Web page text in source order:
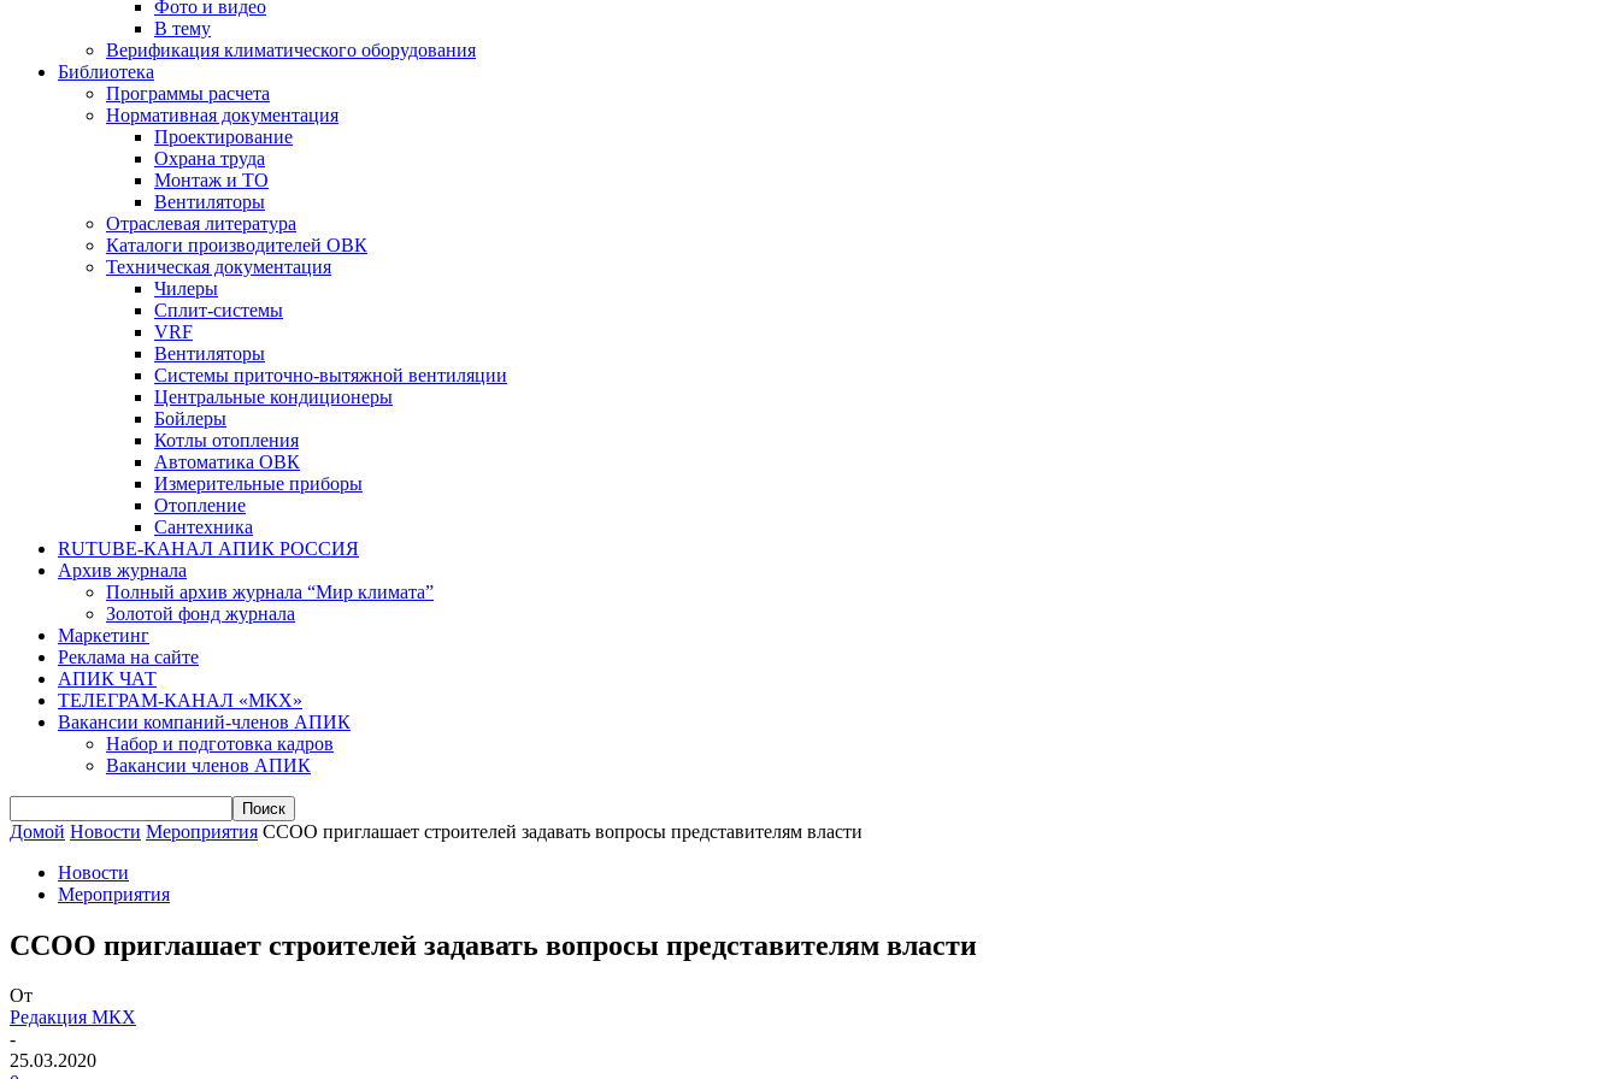
Фото и видео
В тему
Верификация климатического оборудования
Библиотека
Программы расчета
Нормативная документация
Проектирование
Охрана труда
Монтаж и ТО
Вентиляторы
Отраслевая литература
Каталоги производителей ОВК
Техническая документация
Чилеры
Сплит-системы
VRF
Вентиляторы
Системы приточно-вытяжной вентиляции
Центральные кондиционеры
Бойлеры
Котлы отопления
Автоматика ОВК
Измерительные приборы
Отопление
Сантехника
RUTUBE-КАНАЛ АПИК РОССИЯ
Архив журнала
Полный архив журнала “Мир климата”
Золотой фонд журнала
Маркетинг
Реклама на сайте
АПИК ЧАТ
ТЕЛЕГРАМ-КАНАЛ «МКХ»
Вакансии компаний-членов АПИК
Набор и подготовка кадров
Вакансии членов АПИК
Домой Новости Мероприятия ССОО приглашает строителей задавать вопросы представителям власти
Новости
Мероприятия
ССОО приглашает строителей задавать вопросы представителям власти
От
Редакция МКХ
-
25.03.2020